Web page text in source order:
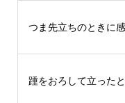
つま先立ちのときに
踵をおろして立った